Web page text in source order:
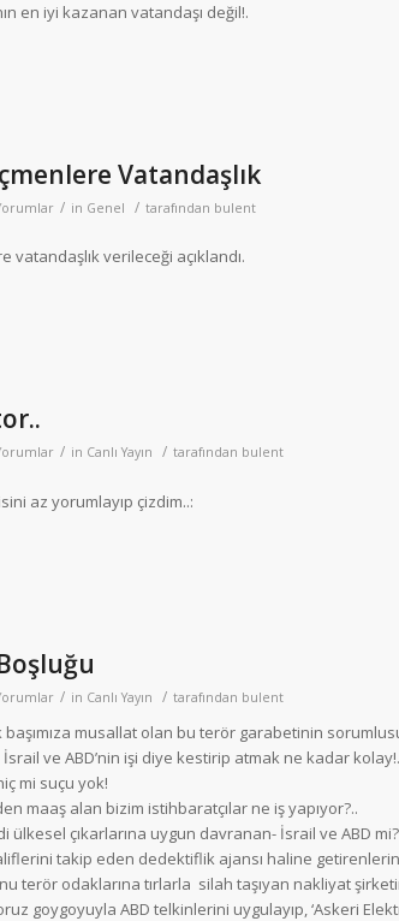
en iyi kazanan vatandaşı değil!.
Vatandaşlık
/ in Genel / tarafından bulent
vatandaşlık verileceği açıklandı.
/ in Canlı Yayın / tarafından bulent
az yorumlayıp çizdim..:
/ in Canlı Yayın / tarafından bulent
musallat olan bu terör garabetinin
ve ABD’nin işi diye kestirip atmak ne kadar
mi suçu yok!
maaş alan bizim istihbaratçılar ne iş yapıyor?..
ülkesel çıkarlarına uygun davranan- İsrail ve ABD mi?
takip eden dedektiflik ajansı haline
terör odaklarına tırlarla silah taşıyan nakliyat
goygoyuyla ABD telkinlerini uygulayıp, ‘Askeri